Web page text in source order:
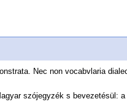
Nec non vocabvlaria
szójegyzék s bevezetésül: